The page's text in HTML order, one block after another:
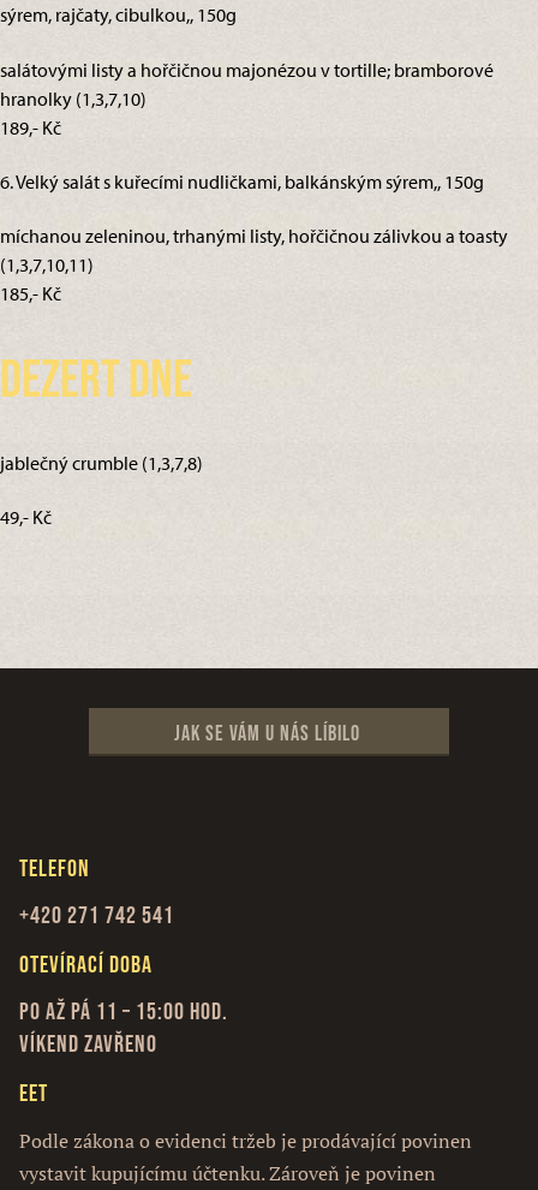
sýrem, rajčaty, cibulkou,, 150g
salátovými listy a hořčičnou majonézou v tortille; bramborové
hranolky (1,3,7,10)
189,- Kč
6. Velký salát s kuřecími nudličkami, balkánským sýrem,, 150g
míchanou zeleninou, trhanými listy, hořčičnou zálivkou a toasty
(1,3,7,10,11)
185,- Kč
Dezert dne
jablečný crumble (1,3,7,8)
49,- Kč
Jak se vám u nás líbilo
Telefon
+420 271 742 541
Otevírací doba
Po až Pá 11 – 15:00 hod.
Víkend zavřeno
EET
Podle zákona o evidenci tržeb je prodávající povinen
vystavit kupujícímu účtenku. Zároveň je povinen